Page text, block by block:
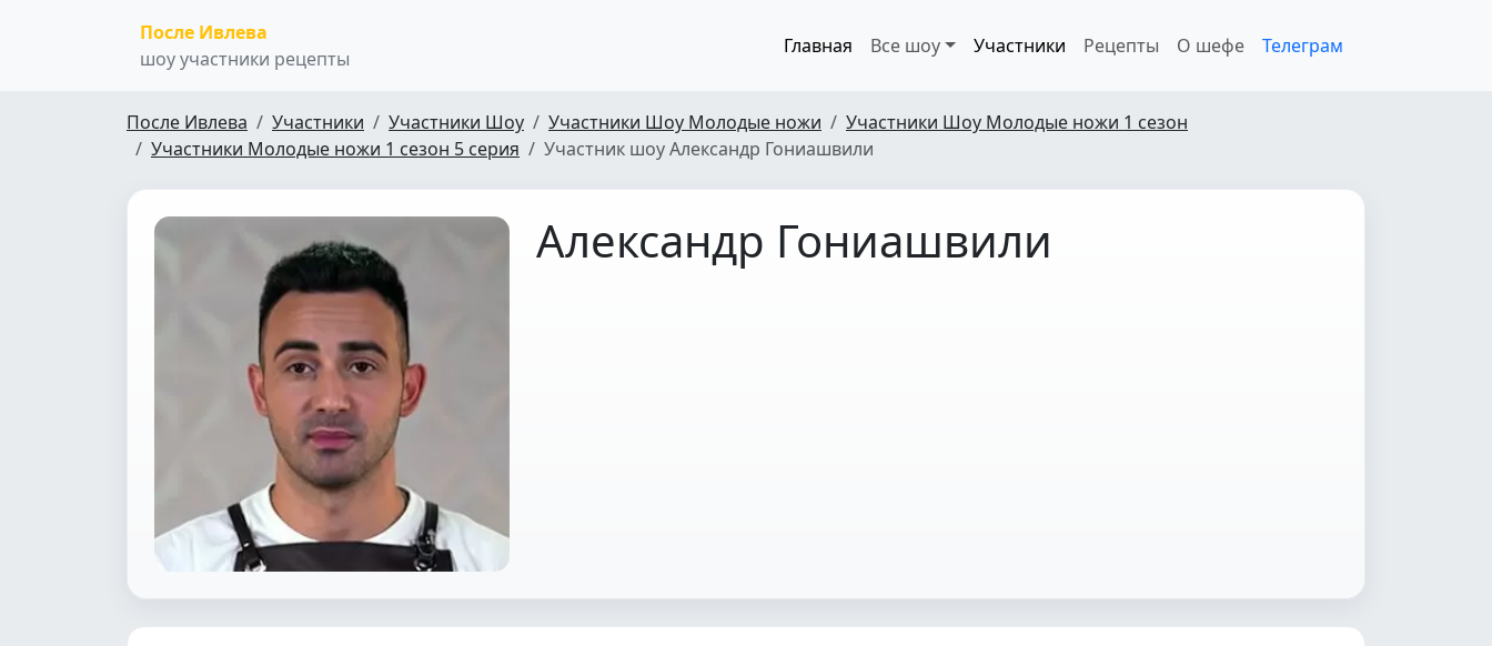
После Ивлева
шоу участники рецепты
Главная Все шоу Участники Рецепты О шефе Телеграм
После Ивлева Участники Участники Шоу Участники Шоу Молодые ножи
Участники Шоу Молодые ножи 1 сезон
Участники Молодые ножи 1 сезон 5 серия
Участник шоу Александр Гониашвили
Александр Гониашвили